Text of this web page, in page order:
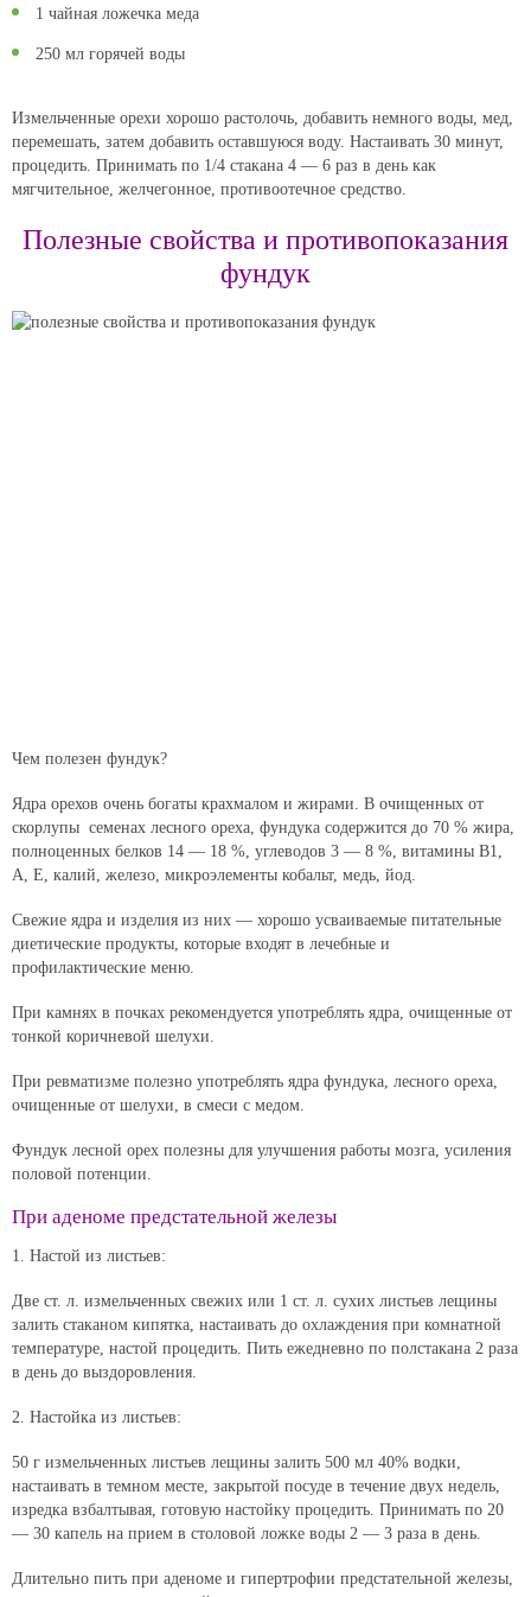
1 чайная ложечка меда
250 мл горячей воды
Измельченные орехи хорошо растолочь, добавить немного воды, мед,
перемешать, затем добавить оставшуюся воду. Настаивать 30 минут,
процедить. Принимать по 1/4 стакана 4 — 6 раз в день как
мягчительное, желчегонное, противоотечное средство.
Полезные свойства и противопоказания
фундук
Чем полезен фундук?
Ядра орехов очень богаты крахмалом и жирами. В очищенных от
скорлупы семенах лесного ореха, фундука содержится до 70 % жира,
полноценных белков 14 — 18 %, углеводов 3 — 8 %, витамины В1,
А, Е, калий, железо, микроэлементы кобальт, медь, йод.
Свежие ядра и изделия из них — хорошо усваиваемые питательные
диетические продукты, которые входят в лечебные и
профилактические меню.
При камнях в почках рекомендуется употреблять ядра, очищенные от
тонкой коричневой шелухи.
При ревматизме полезно употреблять ядра фундука, лесного ореха,
очищенные от шелухи, в смеси с медом.
Фундук лесной орех полезны для улучшения работы мозга, усиления
половой потенции.
При аденоме предстательной железы
1. Настой из листьев:
Две ст. л. измельченных свежих или 1 ст. л. сухих листьев лещины
залить стаканом кипятка, настаивать до охлаждения при комнатной
температуре, настой процедить. Пить ежедневно по полстакана 2 раза
в день до выздоровления.
2. Настойка из листьев:
50 г измельченных листьев лещины залить 500 мл 40% водки,
настаивать в темном месте, закрытой посуде в течение двух недель,
изредка взбалтывая, готовую настойку процедить. Принимать по 20
— 30 капель на прием в столовой ложке воды 2 — 3 раза в день.
Длительно пить при аденоме и гипертрофии предстательной железы,